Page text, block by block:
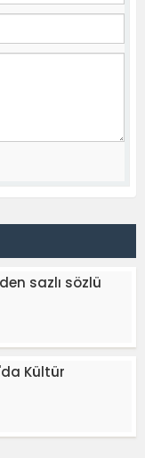
sazlı sözlü
Kültür